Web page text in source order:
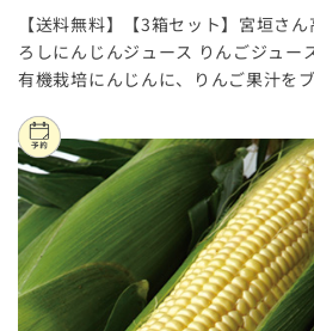
【送料無料】【3箱セット】宮垣さ
ろしにんじんジュース りんごジュー
有機栽培にんじんに、りんご果汁を